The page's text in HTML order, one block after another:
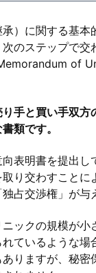
）に関する基本
のステップで交
of
手と買い手双方
類です。
表明書を提出し
り交わすこと
占交渉権」が与
ックの規模が小
ているような
りますが、秘密